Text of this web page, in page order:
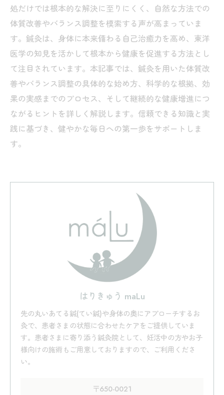
処だけでは根本的な解決に至りにくく、自然な方法での
体質改善やバランス調整を模索する声が高まっていま
す。鍼灸は、身体に本来備わる自己治癒力を高め、東洋
医学の知見を活かして根本から健康を促進する方法とし
て注目されています。本記事では、鍼灸を用いた体質改
善やバランス調整の具体的な始め方、科学的な根拠、効
果の実感までのプロセス、そして継続的な健康増進につ
ながるヒントを詳しく解説します。信頼できる知識と実
践に基づき、健やかな毎日への第一歩をサポートしま
す。
はりきゅう maLu
先の丸いあてる鍼(てい鍼)や身体の奥にアプローチするお
灸で、患者さまの状態に合わせたケアをご提供していま
す。患者さまに寄り添う鍼灸院として、妊活中の方やお子
様向けの施術もご用意しておりますので、ご利用くださ
い。
〒650-0021